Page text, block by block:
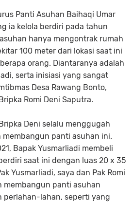
Panti Asuhan Baihaqi Umar
ia kelola berdiri pada tahun
hanya mengontrak rumah
100 meter dari lokasi saat ini
orang. Diantaranya adalah
serta inisiasi yang sangat
Desa Rawang Bonto,
Romi Deni Saputra.
Deni selalu menggugah
panti asuhan ini.
Bapak Yusmarliadi membeli
saat ini dengan luas 20 x 35
Yusmarliadi, saya dan Pak Romi
membangun panti asuhan
perlahan-lahan, seperti yang